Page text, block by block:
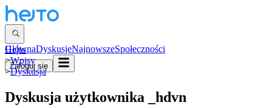
GłównaDyskusjeNajnowszeSpołeczności
Zaloguj się
Hejto
>Wpisy
>Dyskusja
Dyskusja użytkownika _hdvn